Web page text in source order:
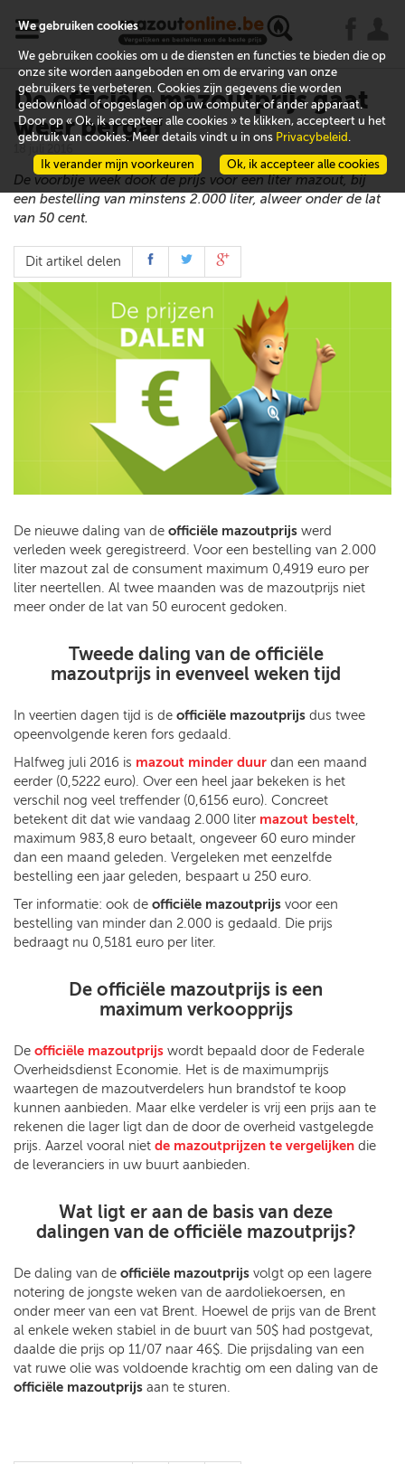
x
De officiële mazoutprijs gaat
weer bergaf
De voorbije week dook de prijs voor een liter mazout, bij
een bestelling van minstens 2.000 liter, alweer onder de lat
van 50 cent.
Dit artikel delen
De nieuwe daling van de officiële mazoutprijs werd
verleden week geregistreerd. Voor een bestelling van 2.000
liter mazout zal de consument maximum 0,4919 euro per
liter neertellen. Al twee maanden was de mazoutprijs niet
meer onder de lat van 50 eurocent gedoken.
Tweede daling van de officiële
mazoutprijs in evenveel weken tijd
In veertien dagen tijd is de officiële mazoutprijs dus twee
opeenvolgende keren fors gedaald.
Halfweg juli 2016 is mazout minder duur dan een maand
eerder (0,5222 euro). Over een heel jaar bekeken is het
verschil nog veel treffender (0,6156 euro). Concreet
betekent dit dat wie vandaag 2.000 liter mazout bestelt,
maximum 983,8 euro betaalt, ongeveer 60 euro minder
dan een maand geleden. Vergeleken met eenzelfde
bestelling een jaar geleden, bespaart u 250 euro.
Ter informatie: ook de officiële mazoutprijs voor een
bestelling van minder dan 2.000 is gedaald. Die prijs
bedraagt nu 0,5181 euro per liter.
De officiële mazoutprijs is een
maximum verkoopprijs
De officiële mazoutprijs wordt bepaald door de Federale
Overheidsdienst Economie. Het is de maximumprijs
waartegen de mazoutverdelers hun brandstof te koop
kunnen aanbieden. Maar elke verdeler is vrij een prijs aan te
rekenen die lager ligt dan de door de overheid vastgelegde
prijs. Aarzel vooral niet de mazoutprijzen te vergelijken die
de leveranciers in uw buurt aanbieden.
Wat ligt er aan de basis van deze
dalingen van de officiële mazoutprijs?
De daling van de officiële mazoutprijs volgt op een lagere
notering de jongste weken van de aardoliekoersen, en
onder meer van een vat Brent. Hoewel de prijs van de Brent
al enkele weken stabiel in de buurt van 50$ had postgevat,
daalde die prijs op 11/07 naar 46$. Die prijsdaling van een
vat ruwe olie was voldoende krachtig om een daling van de
officiële mazoutprijs aan te sturen.
We gebruiken cookies
We gebruiken cookies om u de diensten en functies te bieden die op
onze site worden aangeboden en om de ervaring van onze
gebruikers te verbeteren. Cookies zijn gegevens die worden
gedownload of opgeslagen op uw computer of ander apparaat.
Door op « Ok, ik accepteer alle cookies » te klikken, accepteert u het
gebruik van cookies. Meer details vindt u in ons Privacybeleid .
Ok, ik accepteer alle cookies
Ik verander mijn voorkeuren